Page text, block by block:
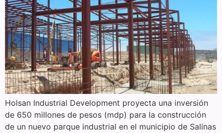
Holsan Industrial Development proyecta una inversión
de 650 millones de pesos (mdp) para la construcción
de un nuevo parque industrial en el municipio de Salinas